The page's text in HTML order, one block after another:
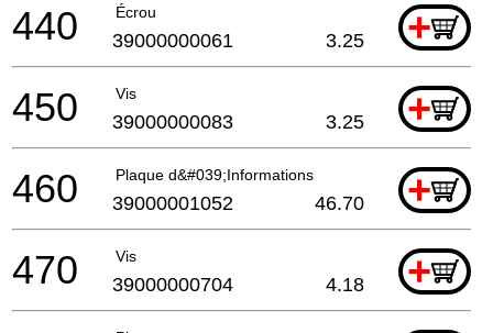
Écrou +
440 39000000061 3.25
Vis +
450 39000000083 3.25
Plaque d&#039;Informations +
460 39000001052 46.70
Vis +
470 39000000704 4.18